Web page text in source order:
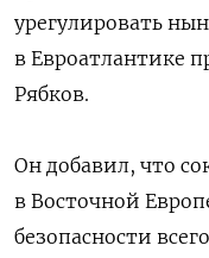
урегулировать
в Евроатлантике
Рябков.
Он добавил, что
в Восточной
безопасности